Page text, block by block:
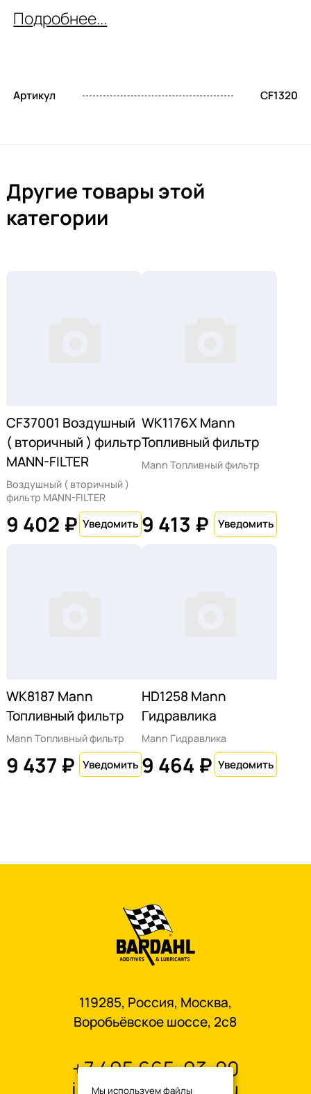
Подробнее...
Артикул CF1320
Другие товары этой
категории
CF37001 Воздушный
( вторичный ) фильтр
MANN-FILTER
Воздушный ( вторичный )
фильтр MANN-FILTER
9 402 ₽
WK1176X Mann
Топливный фильтр
Mann Топливный фильтр
9 413 ₽
WK8187 Mann
Топливный фильтр
Mann Топливный фильтр
9 437 ₽
HD1258 Mann
Гидравлика
Mann Гидравлика
9 464 ₽
119285, Россия, Москва,
Воробьёвское шоссе, 2с8
+7 495 665-93-00
Мы используем файлы